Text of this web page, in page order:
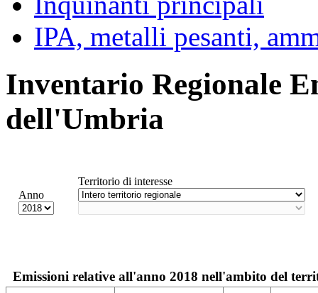
IPA, metalli pesanti,
Inventario Regionale
dell'Umbria
Anno
Territorio di interesse
Emissioni relative all'anno 2018 nell'ambito del